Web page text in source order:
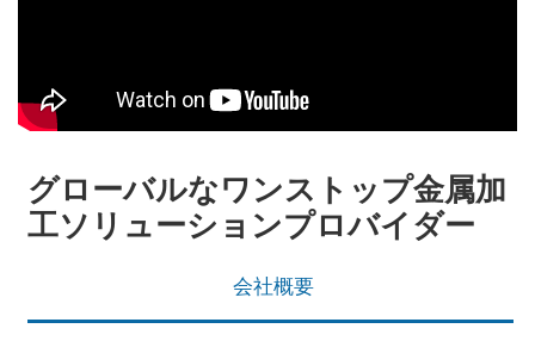
グローバルなワンストップ金属加
工ソリューションプロバイダー
会社概要